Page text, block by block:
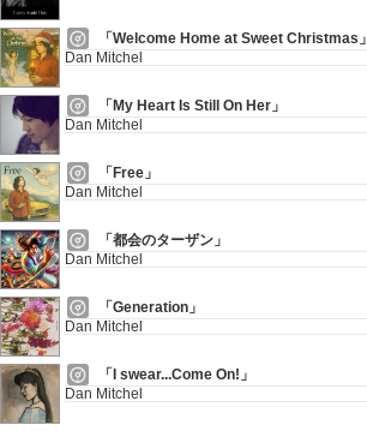
「Welcome Home at Sweet Christmas」
Dan Mitchel
「My Heart Is Still On Her」
Dan Mitchel
「Free」
Dan Mitchel
「都会のターザン」
Dan Mitchel
「Generation」
Dan Mitchel
「I swear...Come On!」
Dan Mitchel